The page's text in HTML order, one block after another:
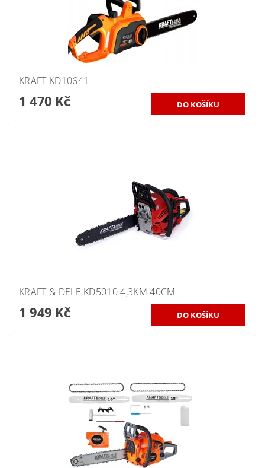
KRAFT KD10641
1 470 Kč
KRAFT & DELE KD5010 4,3KM 40CM
1 949 Kč